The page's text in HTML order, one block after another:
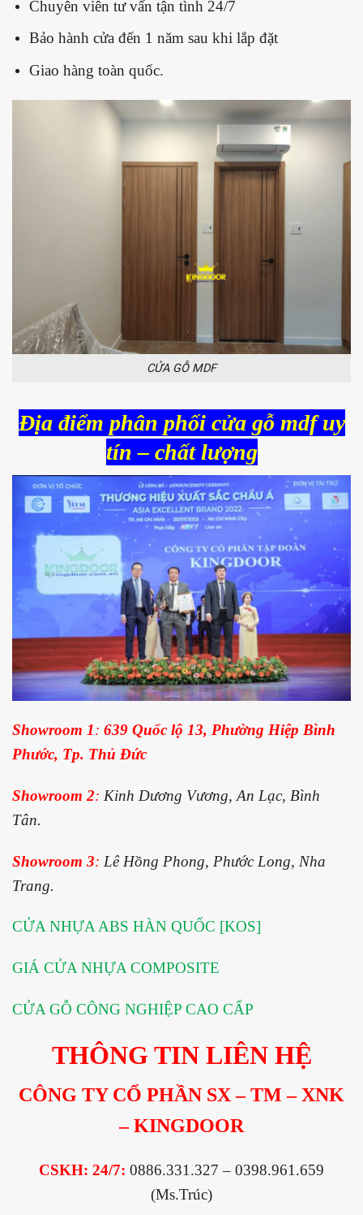
Chuyên viên tư vấn tận tình 24/7
Bảo hành cửa đến 1 năm sau khi lắp đặt
Giao hàng toàn quốc.
CỬA GỖ MDF
Địa điểm phân phối cửa gỗ mdf uy
tín – chất lượng
Showroom 1: 639 Quốc lộ 13, Phường Hiệp Bình
Phước, Tp. Thủ Đức
Showroom 2: Kinh Dương Vương, An Lạc, Bình
Tân.
Showroom 3: Lê Hồng Phong, Phước Long, Nha
Trang.
CỬA NHỰA ABS HÀN QUỐC [KOS]
GIÁ CỬA NHỰA COMPOSITE
CỬA GỖ CÔNG NGHIỆP CAO CẤP
THÔNG TIN LIÊN HỆ
CÔNG TY CỔ PHẦN SX – TM – XNK
– KINGDOOR
CSKH: 24/7: 0886.331.327 – 0398.961.659
(Ms.Trúc)